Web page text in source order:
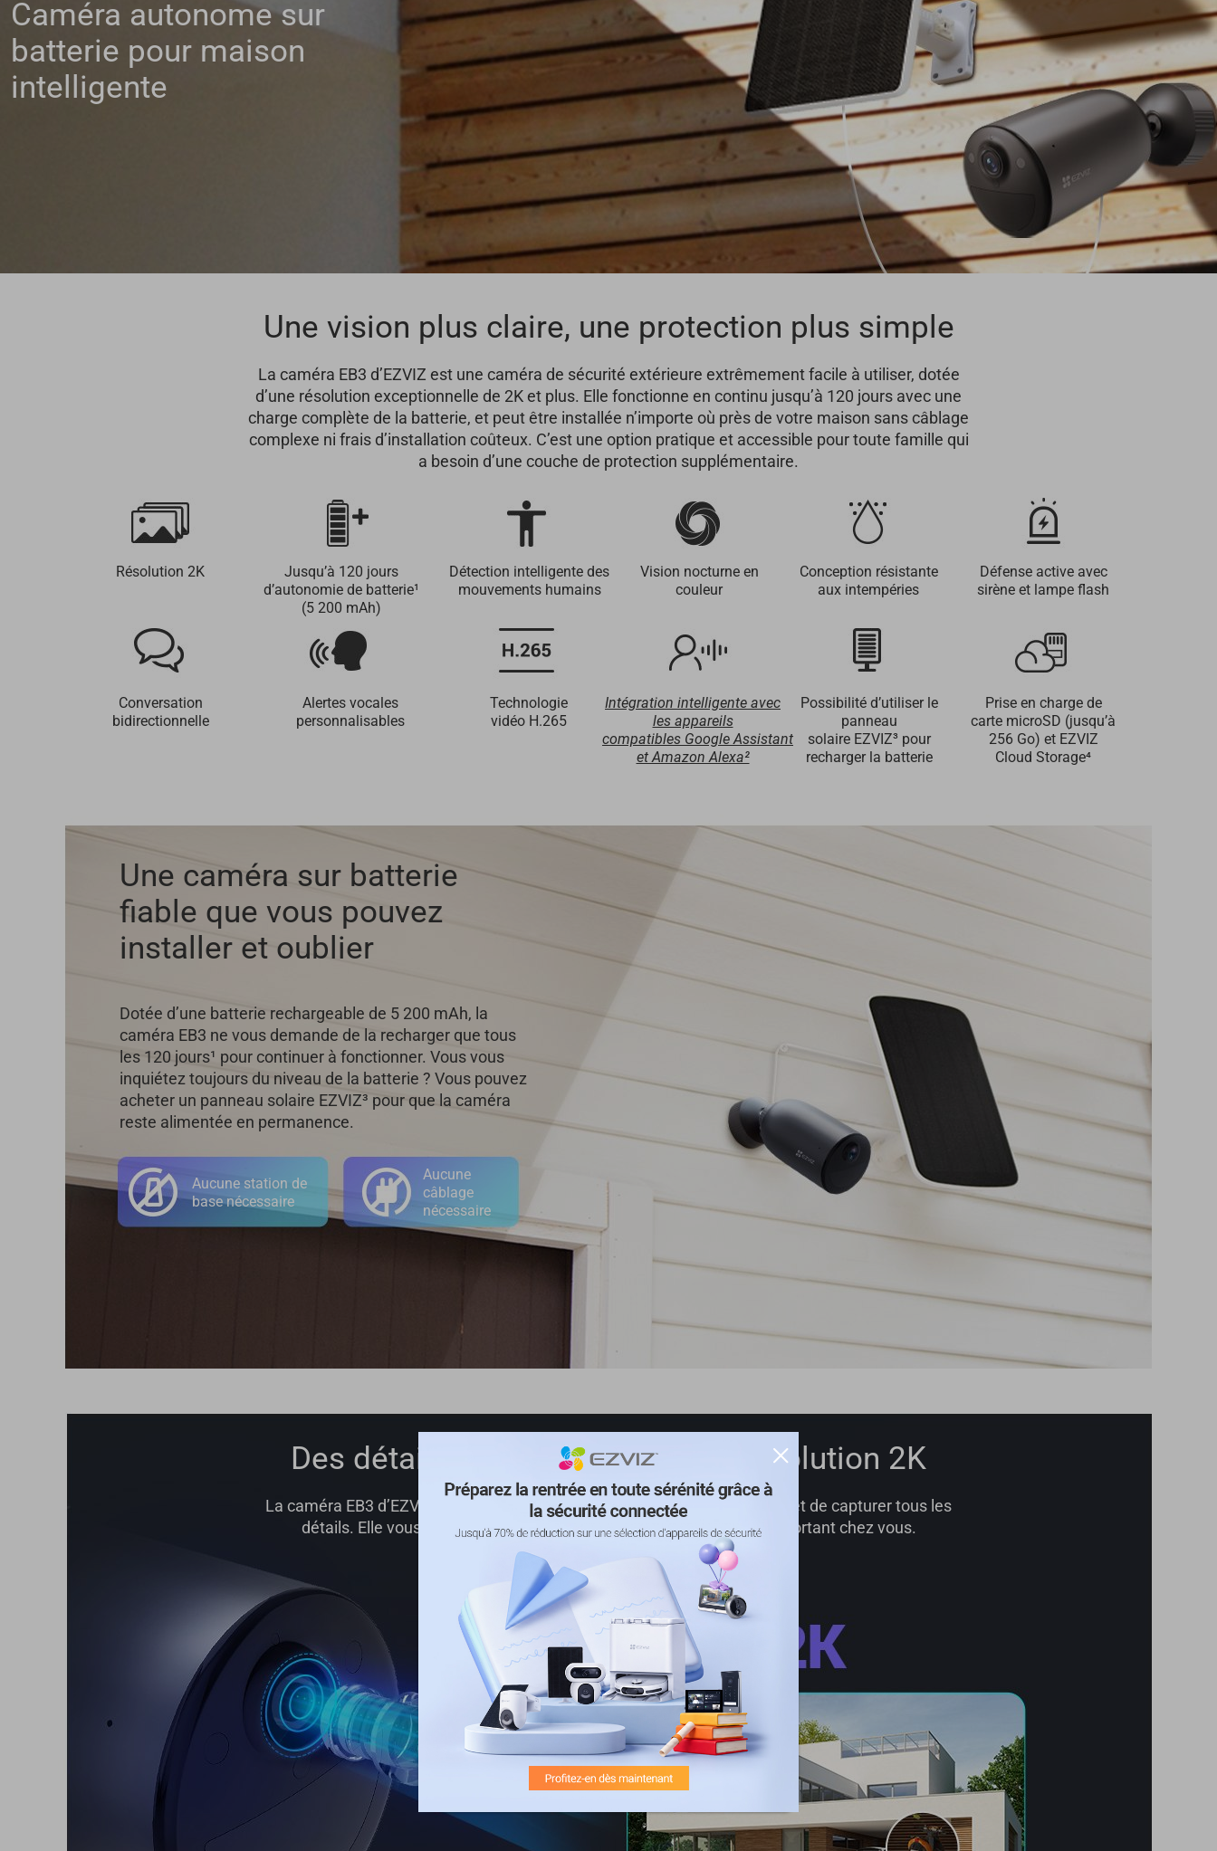
Caméra autonome sur
batterie pour maison
intelligente
Une vision plus claire, une protection plus simple
La caméra EB3 d’EZVIZ est une caméra de sécurité extérieure extrêmement facile à utiliser, dotée
d’une résolution exceptionnelle de 2K et plus. Elle fonctionne en continu jusqu’à 120 jours avec une
charge complète de la batterie, et peut être installée n’importe où près de votre maison sans câblage
complexe ni frais d’installation coûteux. C’est une option pratique et accessible pour toute famille qui
a besoin d’une couche de protection supplémentaire.
Résolution 2K
Jusqu’à 120 jours
d’autonomie de batterie¹
(5 200 mAh)
Détection intelligente des
mouvements humains
Vision nocturne en
couleur
Conception résistante
aux intempéries
Défense active avec
sirène et lampe flash
Conversation
bidirectionnelle
Alertes vocales
personnalisables
Technologie
vidéo H.265
Intégration intelligente avec
les appareils
compatibles Google Assistant
et Amazon Alexa²
Possibilité d’utiliser le
panneau
solaire EZVIZ³ pour
recharger la batterie
Prise en charge de
carte microSD (jusqu’à
256 Go) et EZVIZ
Cloud Storage⁴
Une caméra sur batterie
fiable que vous pouvez
installer et oublier
Dotée d’une batterie rechargeable de 5 200 mAh, la
caméra EB3 ne vous demande de la recharger que tous
les 120 jours¹ pour continuer à fonctionner. Vous vous
inquiétez toujours du niveau de la batterie ? Vous pouvez
acheter un panneau solaire EZVIZ³ pour que la caméra
reste alimentée en permanence.
Aucune station de
base nécessaire
Aucune
câblage
nécessaire
Des détails étonnants avec une résolution 2K
La caméra EB3 d’EZVIZ est dotée d’une résolution 2K ultra nette qui permet de capturer tous les
détails. Elle vous permet de ne jamais manquer un seul moment important chez vous.